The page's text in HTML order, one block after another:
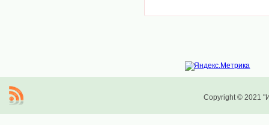
Copyright © 2021